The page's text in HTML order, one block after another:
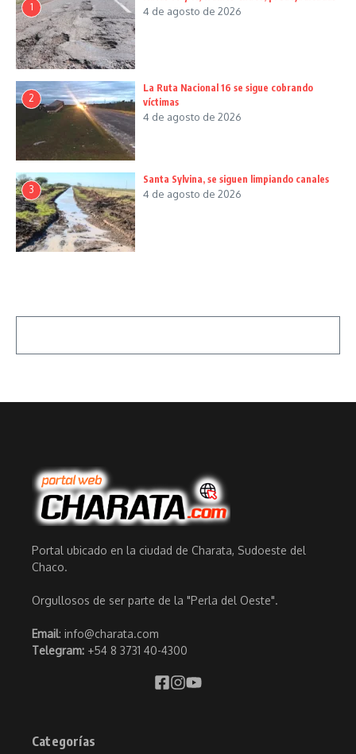
1 4 de agosto de 2026
2
La Ruta Nacional 16 se sigue cobrando
víctimas
4 de agosto de 2026
3
Santa Sylvina, se siguen limpiando canales
4 de agosto de 2026
Portal ubicado en la ciudad de Charata, Sudoeste del
Chaco.
Orgullosos de ser parte de la "Perla del Oeste".
Email: info@charata.com
Telegram: +54 8 3731 40-4300
Categorías